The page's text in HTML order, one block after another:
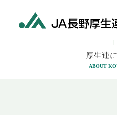
厚生連
ABOUT